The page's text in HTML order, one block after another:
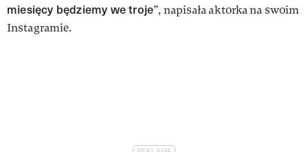
miesięcy będziemy we troje”, napisała aktorka na swoim
Instagramie.